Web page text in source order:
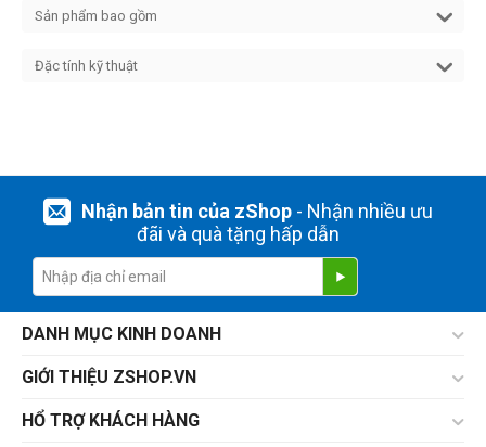
Sản phẩm bao gồm
Đặc tính kỹ thuật
Nhận bản tin của zShop- Nhận nhiều ưu
đãi và quà tặng hấp dẫn
DANH MỤC KINH DOANH
GIỚI THIỆU ZSHOP.VN
HỔ TRỢ KHÁCH HÀNG